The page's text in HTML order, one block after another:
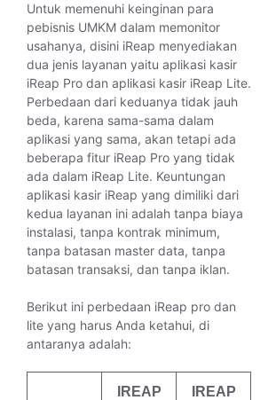
Untuk memenuhi keinginan para
pebisnis UMKM dalam memonitor
usahanya, disini iReap menyediakan
dua jenis layanan yaitu aplikasi kasir
iReap Pro dan aplikasi kasir iReap Lite.
Perbedaan dari keduanya tidak jauh
beda, karena sama-sama dalam
aplikasi yang sama, akan tetapi ada
beberapa fitur iReap Pro yang tidak
ada dalam iReap Lite. Keuntungan
aplikasi kasir iReap yang dimiliki dari
kedua layanan ini adalah tanpa biaya
instalasi, tanpa kontrak minimum,
tanpa batasan master data, tanpa
batasan transaksi, dan tanpa iklan.
Berikut ini perbedaan iReap pro dan
lite yang harus Anda ketahui, di
antaranya adalah:
IREAP
IREAP